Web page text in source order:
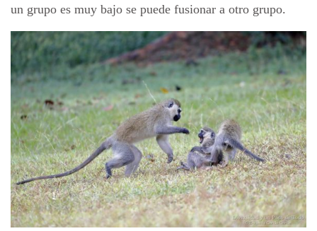
un grupo es muy bajo se puede fusionar a otro grupo.